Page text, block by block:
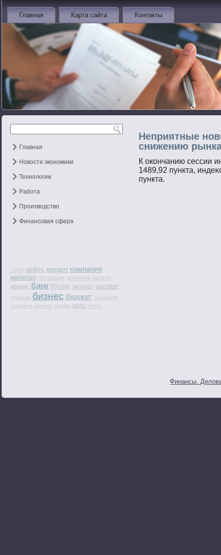
Главная Карта сайта Контакты
Главная
Новости экономики
Технологии
Работа
Производство
Финансовая сфера
торги нефть кредит компания
капитал поставщик вакансии валюта
кризис банк Россия экспорт эксперт
отрасль бизнес бюджет экономия
торговля импорт биржа дело отчёт
Неприятные
снижению
К окончанию сессии
1489,92 пункта,
пункта.
Финансы.